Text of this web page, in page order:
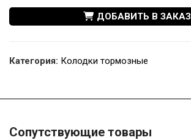
ДОБАВИТЬ В ЗАКАЗ
Категория: Колодки тормозные
Сопутствующие товары